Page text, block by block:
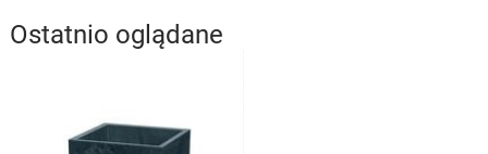
Ostatnio oglądane